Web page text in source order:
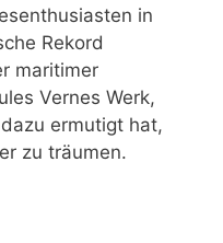
in
Rekord
maritimer
Vernes Werk,
ermutigt hat,
zu träumen.